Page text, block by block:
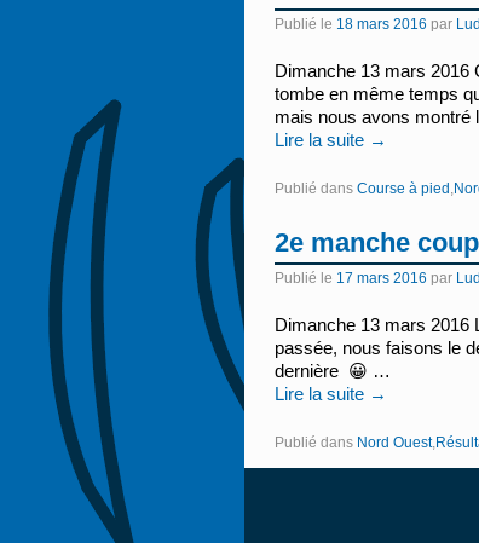
Publié le 18 mars 2016 par
Dimanche 13 mars 2016
tombe en même temps
mais nous avons
Lire la suite →
Publié dans Course à pied
2e manche
Publié le 17 mars 2016 par
Dimanche 13 mars 2016
passée, nous faisons le
dernière 😀 …
Lire la suite →
Publié dans Nord Ouest,